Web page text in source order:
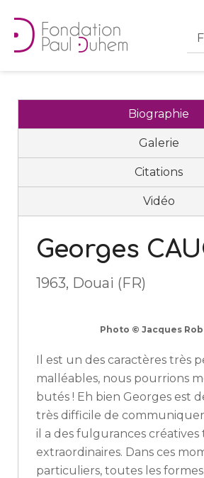
Biographie
Galerie
Citations
Vidéo
Georges
1963, Douai (FR)
Photo © Jacques
Il est un des caractères très
malléables, nous pourrions
butés ! Eh bien Georges est
très difficile de
il a des fulgurances créatives
extraordinaires. Dans ces
particuliers, toutes les formes